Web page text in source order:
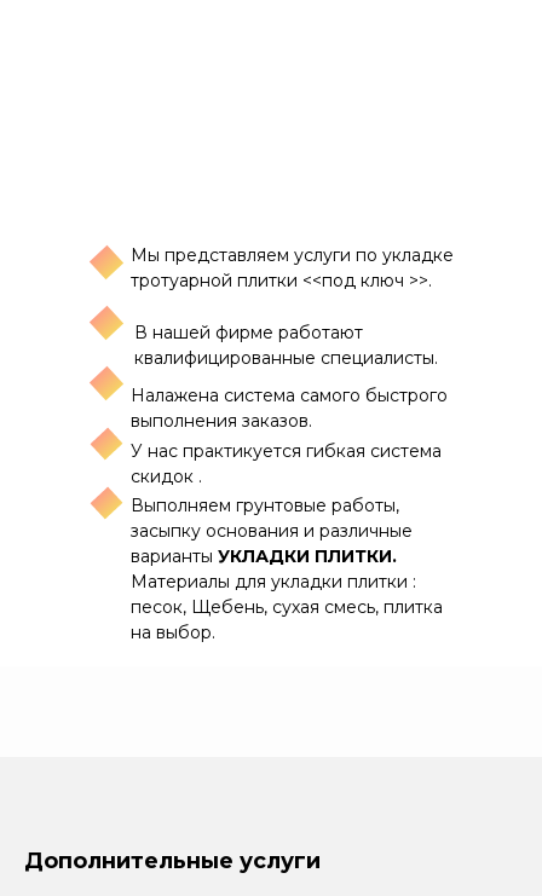
Мы представляем услуги по укладке
тротуарной плитки <<под ключ >>.
В нашей фирме работают
квалифицированные специалисты.
Налажена система самого быстрого
выполнения заказов.
У нас практикуется гибкая система
скидок .
Выполняем грунтовые работы,
засыпку основания и различные
варианты УКЛАДКИ ПЛИТКИ.
Материалы для укладки плитки :
песок, Щебень, сухая смесь, плитка
на выбор.
Дополнительные услуги